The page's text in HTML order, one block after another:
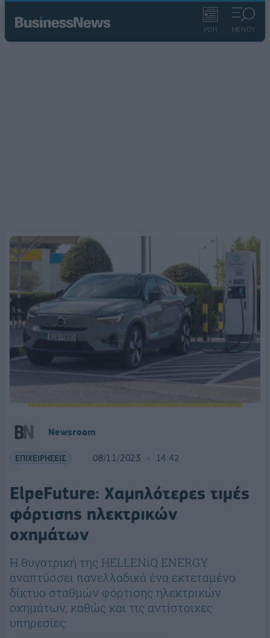
ΡΟΗ ΜΕΝΟΥ
Newsroom
ΕΠΙΧΕΙΡΗΣΕΙΣ 08/11/2023 14:42
ElpeFuture: Χαμηλότερες τιμές
φόρτισης ηλεκτρικών
οχημάτων
H θυγατρική της HELLENiQ ENERGY
αναπτύσσει πανελλαδικά ένα εκτεταμένο
δίκτυο σταθμών φόρτισης ηλεκτρικών
οχημάτων, καθώς και τις αντίστοιχες
υπηρεσίες.